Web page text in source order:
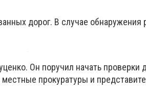
дорог. В случае обнаружения
Он поручил начать проверки
прокуратуры и